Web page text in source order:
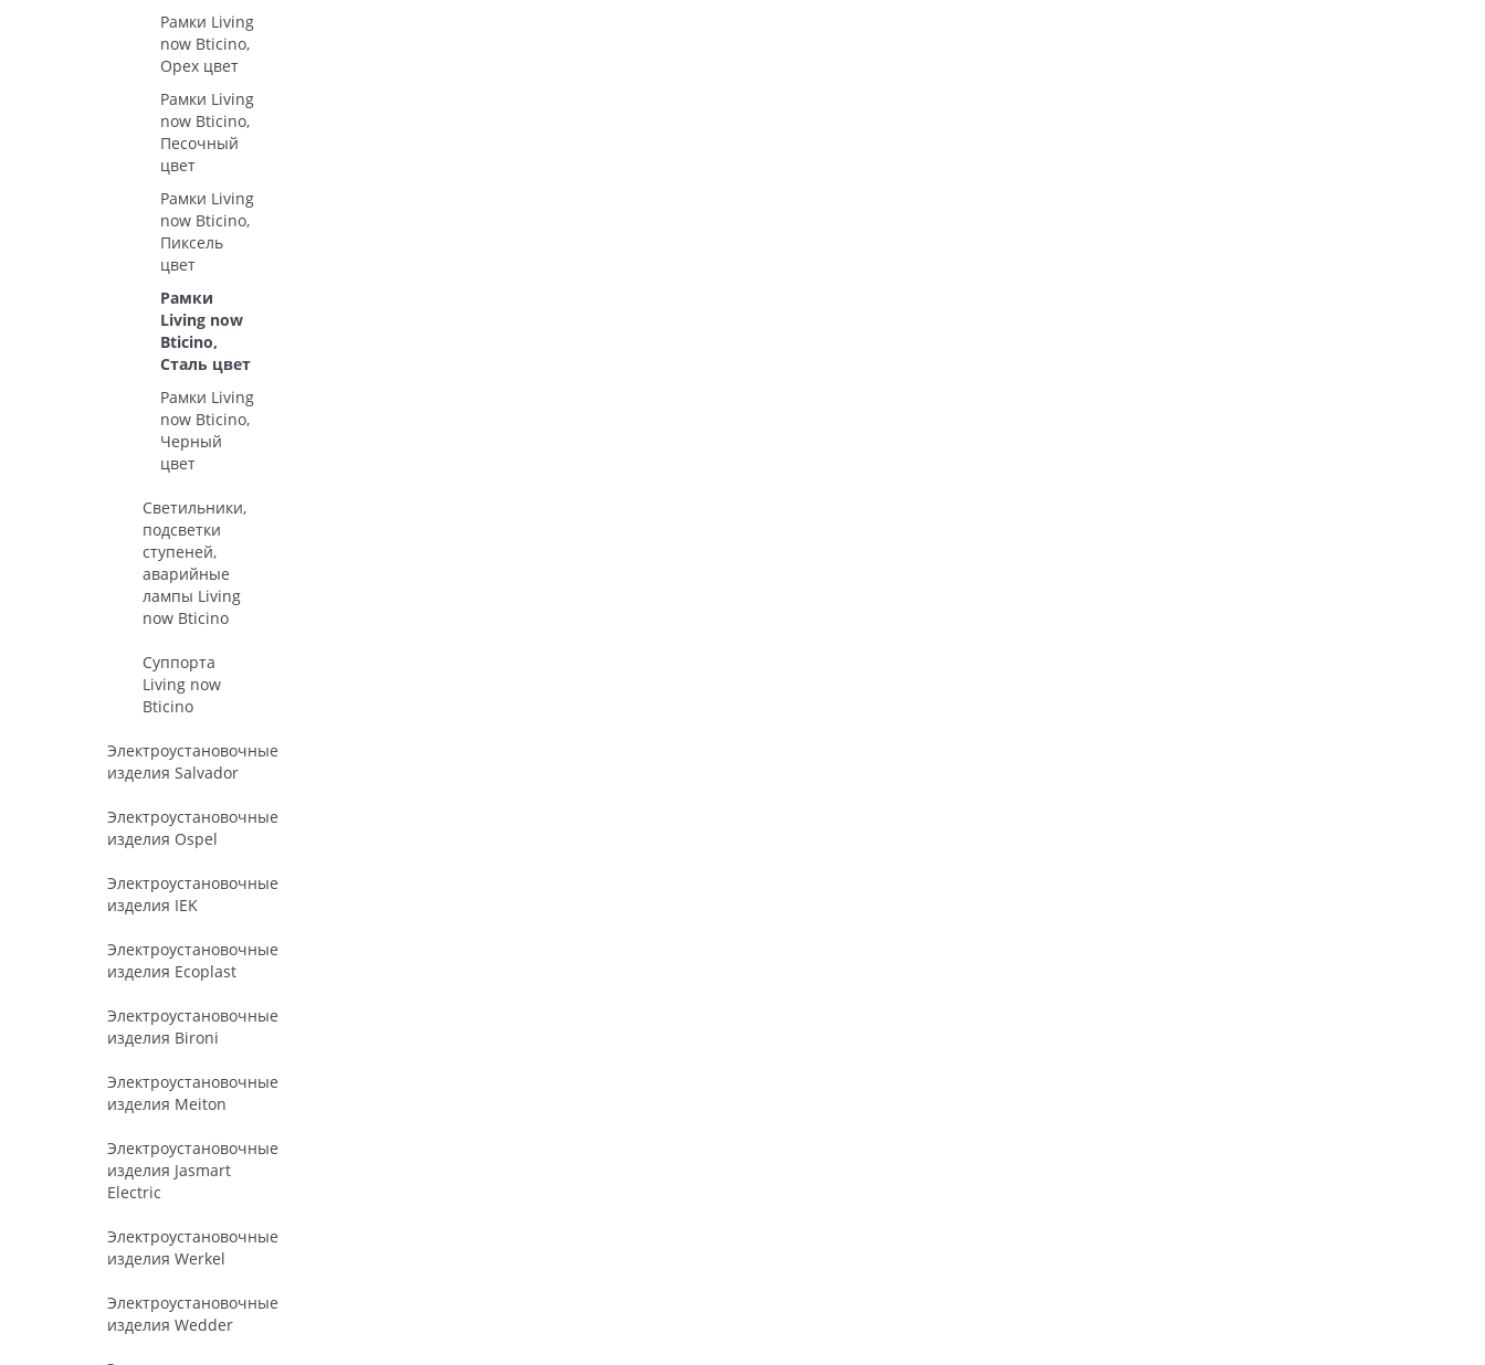
Рамки Living
now Bticino,
Орех цвет
Рамки Living
now Bticino,
Песочный
цвет
Рамки Living
now Bticino,
Пиксель
цвет
Рамки
Living now
Bticino,
Сталь цвет
Рамки Living
now Bticino,
Черный
цвет
Светильники,
подсветки
ступеней,
аварийные
лампы Living
now Bticino
Суппорта
Living now
Bticino
Электроустановочные
изделия Salvador
Электроустановочные
изделия Ospel
Электроустановочные
изделия IEK
Электроустановочные
изделия Ecoplast
Электроустановочные
изделия Bironi
Электроустановочные
изделия Meiton
Электроустановочные
изделия Jasmart
Electric
Электроустановочные
изделия Werkel
Электроустановочные
изделия Wedder